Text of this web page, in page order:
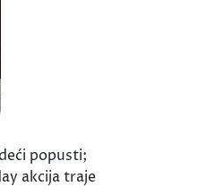
popusti;
akcija traje